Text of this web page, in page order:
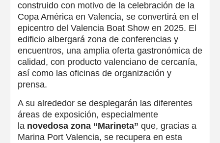
construido con motivo de la celebración de la
Copa América en Valencia, se convertirá en el
epicentro del Valencia Boat Show en 2025. El
edificio albergará zona de conferencias y
encuentros, una amplia oferta gastronómica de
calidad, con producto valenciano de cercanía,
así como las oficinas de organización y
prensa.
A su alrededor se desplegarán las diferentes
áreas de exposición, especialmente
la novedosa zona “Marineta” que, gracias a
Marina Port Valencia, se recupera en esta